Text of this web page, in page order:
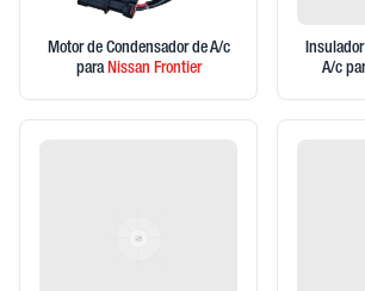
Motor de Condensador de A/c
paraNissan Frontier
A/c